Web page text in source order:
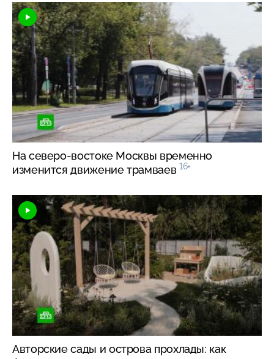
На северо-востокеМосквы временно
изменится движение трамваев 16+
Авторские сады и острова прохлады: как